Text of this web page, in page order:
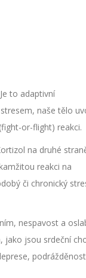
to adaptivní
naše tělo
or-flight) reakci.
na druhé
reakci na
či chronický
nespavost a
jako jsou srdeční